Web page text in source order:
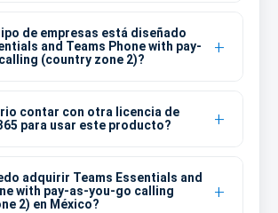
de empresas está diseñado
and Teams Phone with pay-
(country zone 2)?
contar con otra licencia de
para usar este producto?
adquirir Teams Essentials and
with pay-as-you-go calling
2) en México?